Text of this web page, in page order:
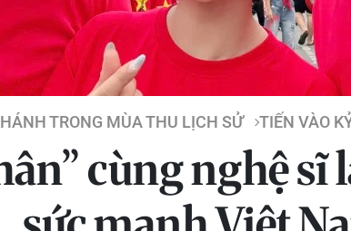
TRONG MÙA THU LỊCH SỬ TIẾN VÀO
cùng nghệ sĩ